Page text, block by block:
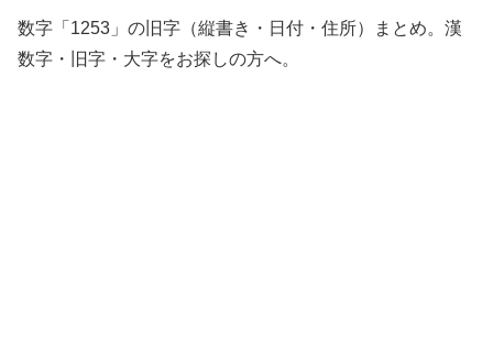
数字「1253」の旧字（縦書き・日付・住所）まとめ。漢
数字・旧字・大字をお探しの方へ。